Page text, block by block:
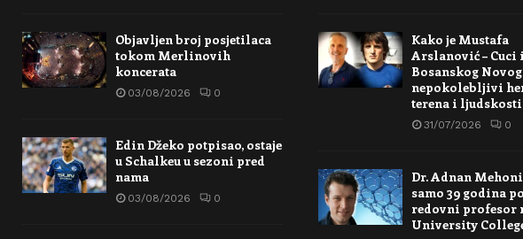
Objavljen broj posjetilaca
tokom Merlinovih
koncerata
03/08/2026 0
Edin Džeko potpisao, ostaje
u Schalkeu u sezoni pred
nama
03/08/2026 0
Kako je Mustafa
Arslanović – Cuci
Bosanskog
nepokolebljivi
terena i ljudskosti
31/07/2026 0
Dr. Adnan
samo 39 godina
redovni profesor
University